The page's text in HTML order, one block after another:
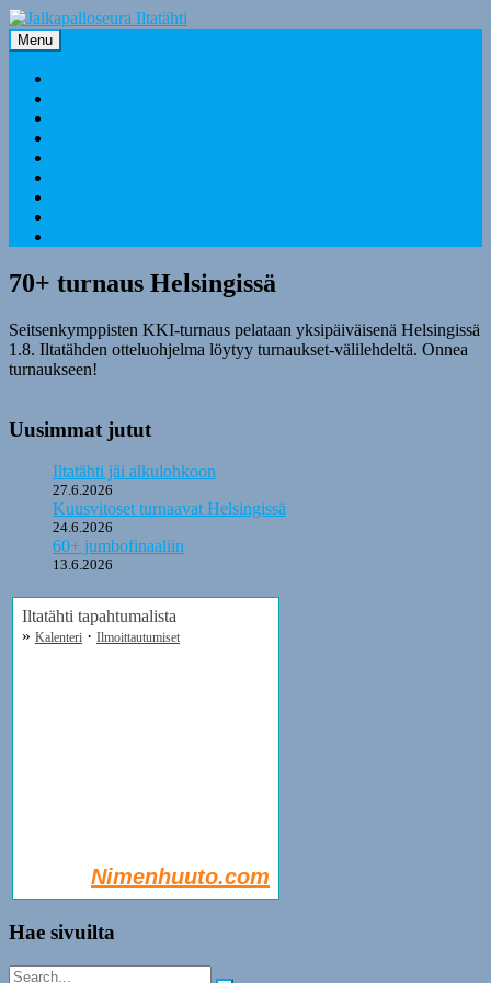
Skip
to
content
Menu
70+ turnaus Helsingissä
Seitsenkymppisten KKI-turnaus pelataan yksipäiväisenä Helsingissä
1.8. Iltatähden otteluohjelma löytyy turnaukset-välilehdeltä. Onnea
turnaukseen!
Uusimmat jutut
Iltatähti jäi alkulohkoon
27.6.2026
Kuusvitoset turnaavat Helsingissä
24.6.2026
60+ jumbofinaaliin
13.6.2026
Iltatähti tapahtumalista
» Kalenteri · Ilmoittautumiset
Nimenhuuto.com
Hae sivuilta